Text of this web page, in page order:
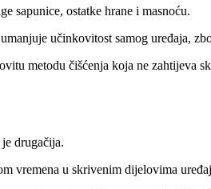
sapunice, ostatke hrane i masnoću.
učinkovitost samog uređaja,
metodu čišćenja koja ne zahtijeva
drugačija.
vremena u skrivenim dijelovima